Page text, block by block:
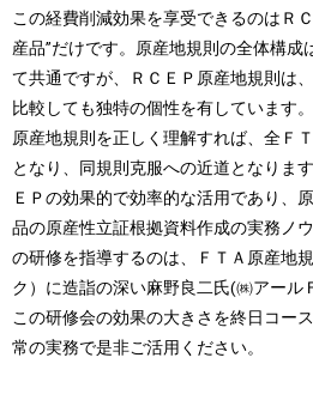
この経費削減効果を享受できるのはＲ
産品”だけです。原産地規則の全体構
て共通ですが、ＲＣＥＰ原産地規則は
比較しても独特の個性を有しています
原産地規則を正しく理解すれば、全Ｆ
となり、同規則克服への近道となりま
ＥＰの効果的で効率的な活用であり、
品の原産性立証根拠資料作成の実務ノ
の研修を指導するのは、ＦＴＡ原産地
ク）に造詣の深い麻野良二氏(㈱アール
この研修会の効果の大きさを終日コー
常の実務で是非ご活用ください。